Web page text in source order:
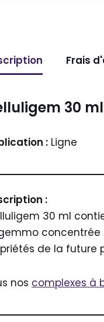
Frais
30 ml
: Ligne
:
30 ml
concentrée
de la future
nos complexes à